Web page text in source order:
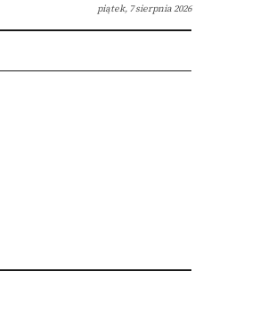
piątek, 7 sierpnia 2026